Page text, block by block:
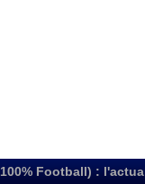
Football) :